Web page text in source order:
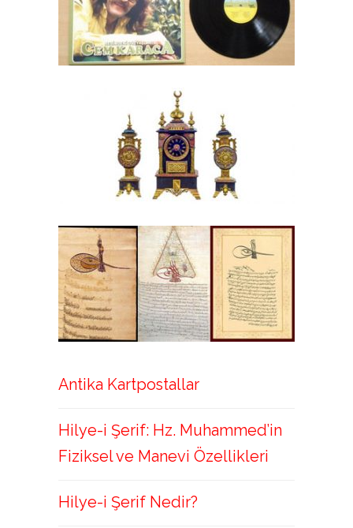
Antika Kartpostallar
Hilye-i Şerif: Hz. Muhammed’in
Fiziksel ve Manevi Özellikleri
Hilye-i Şerif Nedir?